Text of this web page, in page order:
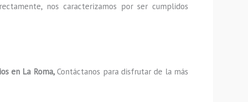
nos caracterizamos por ser cumplidos
en La Roma,Contáctanos para disfrutar de la más